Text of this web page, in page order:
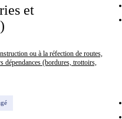
et
ou à la réfection de routes,
dépendances (bordures, trottoirs,